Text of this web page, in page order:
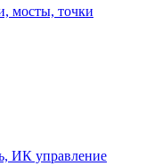
мосты, точки
ИК управление